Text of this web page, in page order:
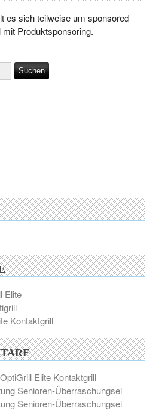
es sich teilweise um sponsored
Produktsponsoring.
Elite
Kontaktgrill
Elite Kontaktgrill
Senioren-Überraschungsei
Senioren-Überraschungsei